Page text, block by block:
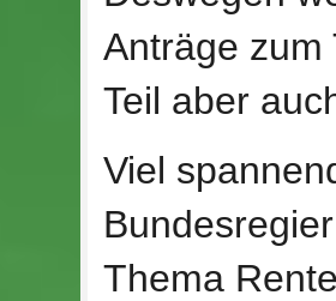
Anträge zum
Teil aber
Viel
Thema